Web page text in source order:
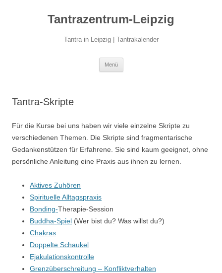
Tantrazentrum-Leipzig
Tantra in Leipzig | Tantrakalender
Menü
Tantra-Skripte
Für die Kurse bei uns haben wir viele einzelne Skripte zu
verschiedenen Themen. Die Skripte sind fragmentarische
Gedankenstützen für Erfahrene. Sie sind kaum geeignet, ohne
persönliche Anleitung eine Praxis aus ihnen zu lernen.
Aktives Zuhören
Spirituelle Alltagspraxis
Bonding-Therapie-Session
Buddha-Spiel (Wer bist du? Was willst du?)
Chakras
Doppelte Schaukel
Ejakulationskontrolle
Grenzüberschreitung – Konfliktverhalten